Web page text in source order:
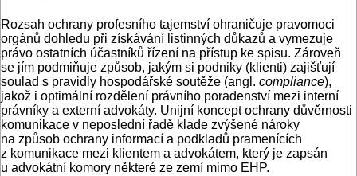
Rozsah ochrany profesního tajemství ohraničuje pravomoci
orgánů dohledu při získávání listinných důkazů a vymezuje
právo ostatních účastníků řízení na přístup ke spisu. Zároveň
se jím podmiňuje způsob, jakým si podniky (klienti) zajišťují
soulad s pravidly hospodářské soutěže (angl. compliance),
jakož i optimální rozdělení právního poradenství mezi interní
právníky a externí advokáty. Unijní koncept ochrany důvěrnosti
komunikace v neposlední řadě klade zvýšené nároky
na způsob ochrany informací a podkladů pramenících
z komunikace mezi klientem a advokátem, který je zapsán
u advokátní komory některé ze zemí mimo EHP.